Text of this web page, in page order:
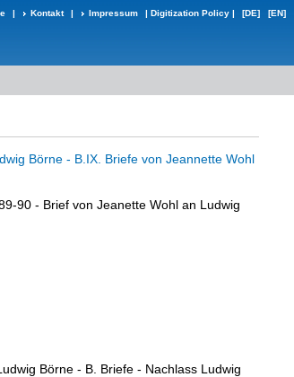
| Kontakt | Impressum | Digitization Policy | [DE] [EN]
Börne - B.IX. Briefe von Jeannette Wohl
90 - Brief von Jeanette Wohl an Ludwig
Börne - B. Briefe - Nachlass Ludwig